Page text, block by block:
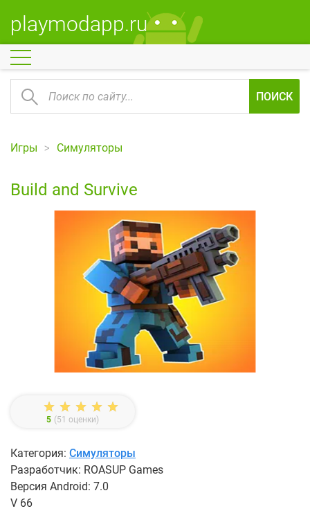
playmodapp.ru
ПОИСК
Игры Симуляторы
Build and Survive
5 (51 оценки)
Категория: Симуляторы
Разработчик: ROASUP Games
Версия Android: 7.0
V 66